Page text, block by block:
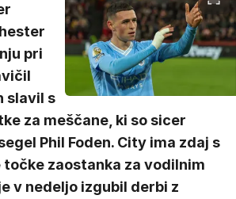
pri
slavil s
za meščane, ki so sicer
Phil Foden. City ima zdaj s
zaostanka za vodilnim
v nedeljo izgubil derbi z